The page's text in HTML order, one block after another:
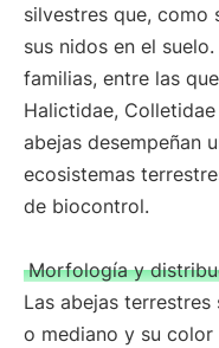
silvestres que, como
sus nidos en el
familias, entre las
Halictidae,
abejas desempeñan
ecosistemas
de biocontrol.
Morfología y
Las abejas
o mediano y su